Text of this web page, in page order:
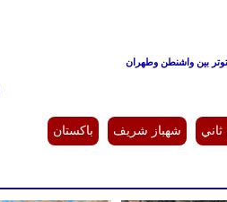
بين واشنطن وطهران
شهباز شريف باكستان